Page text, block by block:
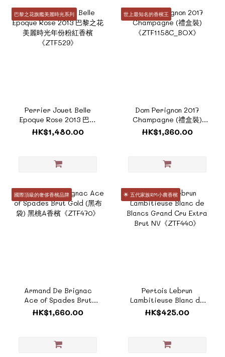
巴黎之花旗艦美麗時光系列
Perrier Jouet Belle
Epoque Rose 2013 巴黎
之花美麗時光年份粉紅香
檳 《ZTF529》
HK$1,480.00
世上最知名的香檳王
Dom Perignon 2017
Champagne (禮盒裝)
《ZTF1158C_BOX》
HK$1,360.00
國際頂級的奢侈香檳品牌
Armand De Brignac
Ace of Spades Brut
Gold (黑布袋) 黑桃A香檳
《ZTF470》
HK$1,660.00
🌟 五代家族RM小農香檳
Pertois Lebrun
Lambitieuse Blanc de
Blancs Grand Cru Extra
Brut NV《ZTF440》
HK$425.00